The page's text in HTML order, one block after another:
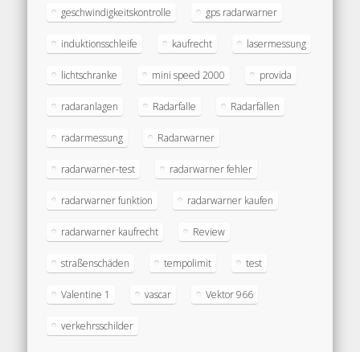
geschwindigkeitskontrolle gps radarwarner
induktionsschleife kaufrecht lasermessung
lichtschranke mini speed 2000 provida
radaranlagen Radarfalle Radarfallen
radarmessung Radarwarner
radarwarner-test radarwarner fehler
radarwarner funktion radarwarner kaufen
radarwarner kaufrecht Review
straßenschäden tempolimit test
Valentine 1 vascar Vektor 966
verkehrsschilder